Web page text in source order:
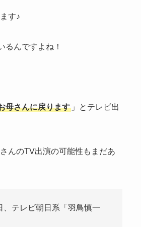
す♪
るんですよね！
母さんに戻ります 」とテレビ出
んのTV出演の可能性もまだあ
テレビ朝日系「羽鳥慎一